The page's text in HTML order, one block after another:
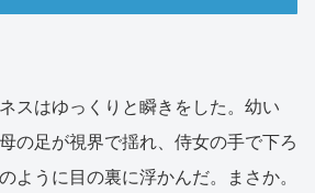
スはゆっくりと瞬きをした。幼い
の足が視界で揺れ、侍女の手で下ろ
ように目の裏に浮かんだ。まさか。